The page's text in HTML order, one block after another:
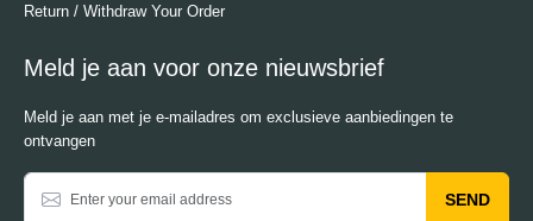
Return / Withdraw Your Order
Meld je aan voor onze nieuwsbrief
Meld je aan met je e-mailadres om exclusieve aanbiedingen te
ontvangen
SEND